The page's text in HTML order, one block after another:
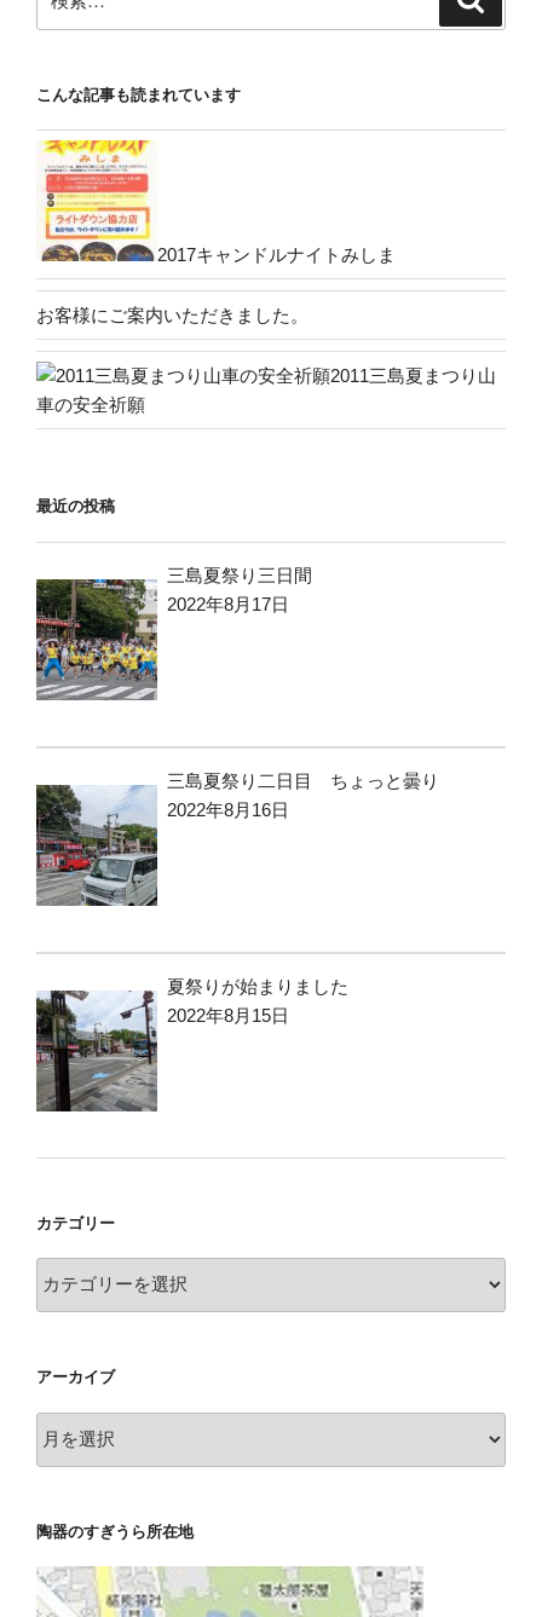
索:
こんな記事も読まれています
2017キャンドルナイトみしま
お客様にご案内いただきました。
2011三島夏まつり山
車の安全祈願
最近の投稿
三島夏祭り三日間
2022年8月17日
三島夏祭り二日目 ちょっと曇り
2022年8月16日
夏祭りが始まりました
2022年8月15日
カテゴリー
テ
ー
アーカイブ
ー
ブ
陶器のすぎうら所在地